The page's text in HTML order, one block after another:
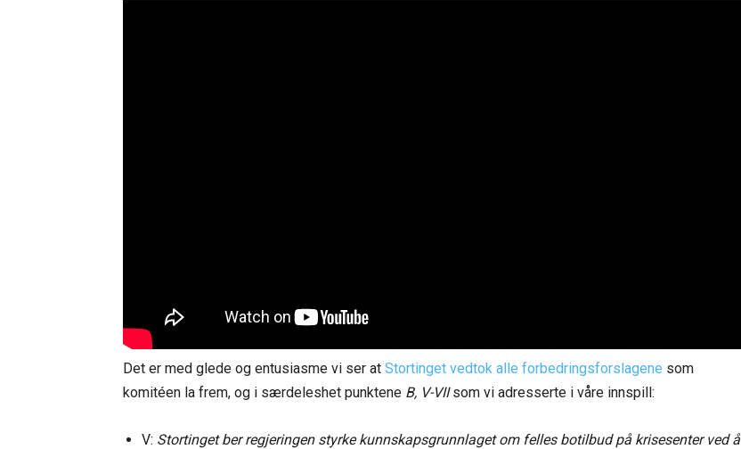
Det er med glede og entusiasme vi ser at Stortinget vedtok alle forbedringsforslagene som
komitéen la frem, og i særdeleshet punktene B, V-VIIsom vi adresserte i våre innspill:
V: Stortinget ber regjeringen styrke kunnskapsgrunnlaget om felles botilbud på krisesenter ved å